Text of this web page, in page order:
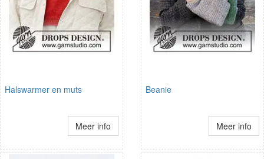
Halswarmer en muts
Meer info
Beanie
Meer info